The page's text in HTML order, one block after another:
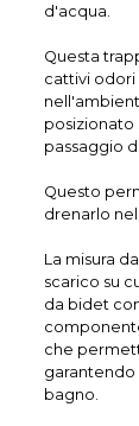
d'acqua.
Questa
cattivi odori
posizionato
passaggio
Questo
drenarlo
La misura
scarico su
da bidet
che
garantendo
bagno.